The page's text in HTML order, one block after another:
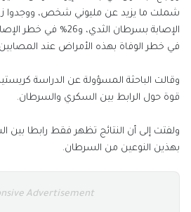
في خطر الوفاة بهذه الأمراض عند المصابين
وقالت الباحثة المسؤولة عن الدراسة
قوة حول الرابط بين السكري والسرطان.
ولفتت إلى أن النتائج تظهر فقط رابطا بين
بهذين النوعين من السرطان.
Advertisement